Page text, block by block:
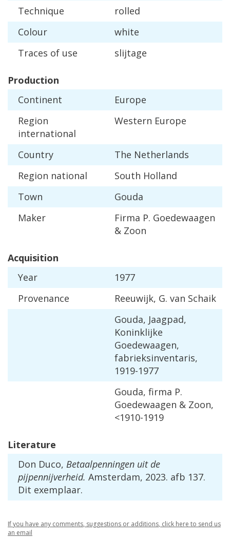
Technique
rolled
Colour
white
Traces of use slijtage
Production
Continent
Europe
Region
international
Western Europe
Country The Netherlands
Region national South Holland
Town
Gouda
Maker
Firma P. Goedewaagen
& Zoon
Acquisition
Year
1977
Provenance
Reeuwijk, G. van Schaik
Gouda, Jaagpad,
Koninklijke
Goedewaagen,
fabrieksinventaris,
1919-1977
Gouda, firma P.
Goedewaagen & Zoon,
<1910-1919
Literature
Don Duco, Betaalpenningen uit de
pijpennijverheid. Amsterdam, 2023. afb 137.
Dit exemplaar.
Ifyou have any comments, suggestions or additions, click here to send us
an email